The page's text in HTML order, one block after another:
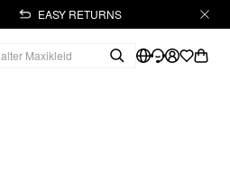
EASY RETURNS